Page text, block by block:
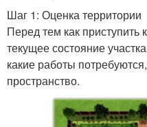
Шаг 1: Оценка территории
Перед тем как приступить
текущее состояние
какие работы
пространство.